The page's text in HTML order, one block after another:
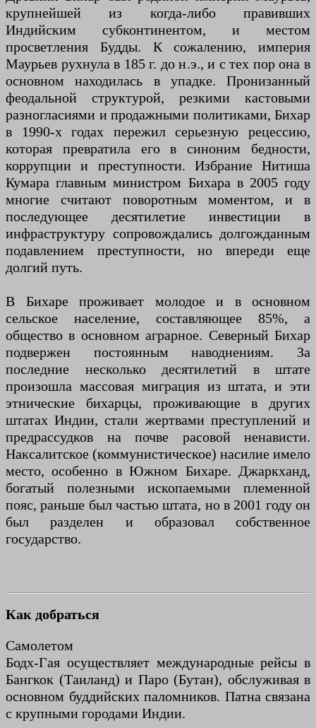
крупнейшей из когда-либо правивших
Индийским субконтинентом, и местом
просветления Будды. К сожалению, империя
Маурьев рухнула в 185 г. до н.э., и с тех пор она в
основном находилась в упадке. Пронизанный
феодальной структурой, резкими кастовыми
разногласиями и продажными политиками, Бихар
в 1990-х годах пережил серьезную рецессию,
которая превратила его в синоним бедности,
коррупции и преступности. Избрание Нитиша
Кумара главным министром Бихара в 2005 году
многие считают поворотным моментом, и в
последующее десятилетие инвестиции в
инфраструктуру сопровождались долгожданным
подавлением преступности, но впереди еще
долгий путь.
В Бихаре проживает молодое и в основном
сельское население, составляющее 85%, а
общество в основном аграрное. Северный Бихар
подвержен постоянным наводнениям. За
последние несколько десятилетий в штате
произошла массовая миграция из штата, и эти
этнические бихарцы, проживающие в других
штатах Индии, стали жертвами преступлений и
предрассудков на почве расовой ненависти.
Наксалитское (коммунистическое) насилие имело
место, особенно в Южном Бихаре. Джаркханд,
богатый полезными ископаемыми племенной
пояс, раньше был частью штата, но в 2001 году он
был разделен и образовал собственное
государство.
Как добраться
Самолетом
Бодх-Гая осуществляет международные рейсы в
Бангкок (Таиланд) и Паро (Бутан), обслуживая в
основном буддийских паломников. Патна связана
с крупными городами Индии.